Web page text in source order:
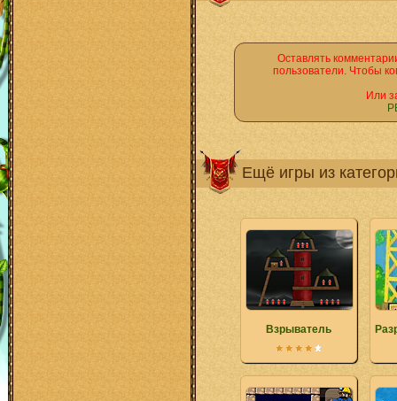
Оставлять
пользователи. Чтобы
Или
Ещё игры из
Взрыватель